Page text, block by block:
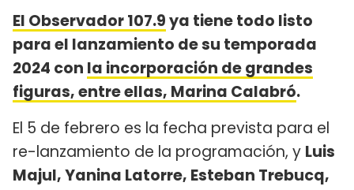
El Observador 107.9ya tiene todo listo
para el lanzamiento de su temporada
2024 con la incorporación de grandes
figuras, entre ellas, Marina Calabró.
El 5 de febrero es la fecha prevista para el
re-lanzamiento de la programación, y Luis
Majul, Yanina Latorre, Esteban Trebucq,